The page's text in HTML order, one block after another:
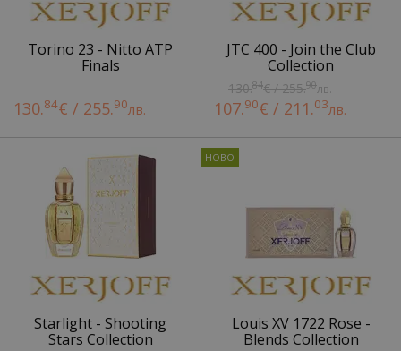
Torino 23 - Nitto ATP
Finals
130.84€ / 255.90лв.
JTC 400 - Join the Club
Collection
130.84€ / 255.90лв.
107.90€ / 211.03лв.
Starlight - Shooting
Stars Collection
Louis XV 1722 Rose -
Blends Collection